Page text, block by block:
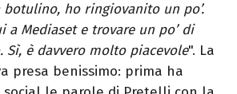
botulino, ho ringiovanito un po’.
a Mediaset e trovare un po’ di
Sì, è davvero molto piacevole". La
presa benissimo: prima ha